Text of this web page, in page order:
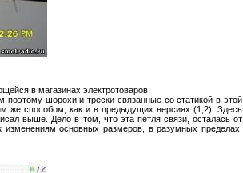
в магазинах электротоваров.
шорохи и трески связанные со статикой в этой
же способом, как и в предыдущих версиях (1,2). Здесь
выше. Дело в том, что эта петля связи, осталась от
основных размеров, в разумных пределах,